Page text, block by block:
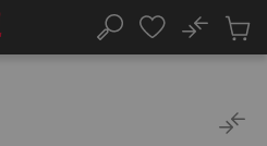
Suche
No